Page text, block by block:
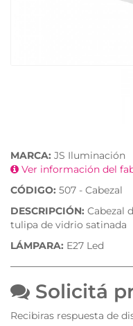
MARCA: JS Iluminación
Ver información del
CÓDIGO: 507 - Cabezal
DESCRIPCIÓN: Cabezal
tulipa de vidrio satinada
LÁMPARA: E27 Led
Solicitá
Recibiras respuesta de